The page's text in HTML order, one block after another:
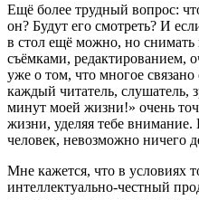
Ещё более трудный вопрос:
он? Будут его смотреть? И
в стол ещё можно, но снимать
съёмками, редактированием,
уже о том, что многое
каждый читатель, слушатель,
минут моей жизни!» очень
жизни, уделяя тебе
человек, невозможно ничего
Мне кажется, что в условиях
интеллектуально-честный